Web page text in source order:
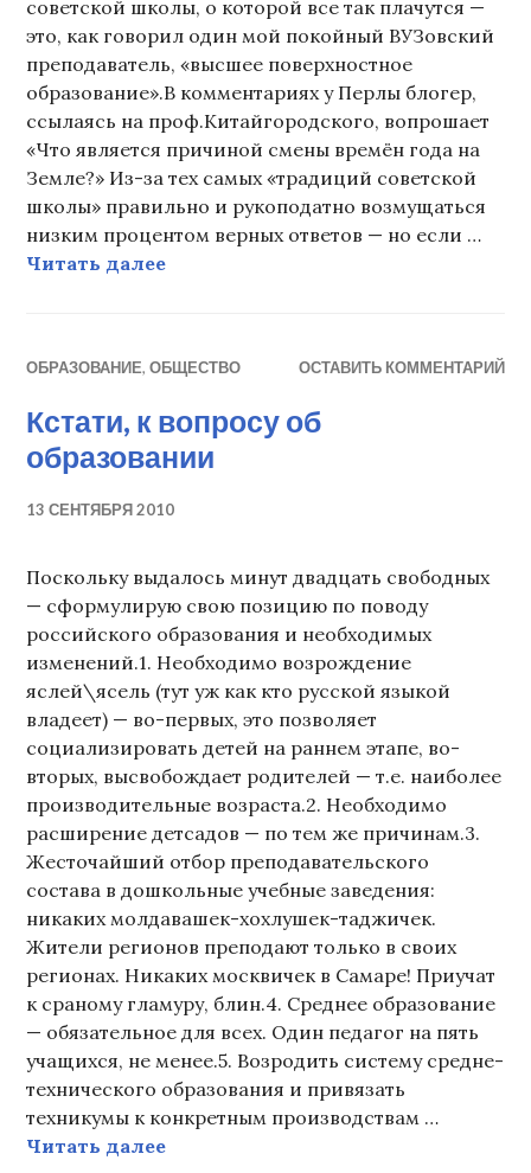
советской школы, о которой все так плачутся —
это, как говорил один мой покойный ВУЗовский
преподаватель, «высшее поверхностное
образование».В комментариях у Перлы блогер,
ссылаясь на проф.Китайгородского, вопрошает
«Что является причиной смены времён года на
Земле?» Из-за тех самых «традиций советской
школы» правильно и рукоподатно возмущаться
низким процентом верных ответов — но если …
Читать далееПо поводу Ужасных Результатов
ОБРАЗОВАНИЕ,ОБЩЕСТВО ОСТАВИТЬ КОММЕНТАРИЙ
Кстати, к вопросу об
образовании
13 СЕНТЯБРЯ 2010
Поскольку выдалось минут двадцать свободных
— сформулирую свою позицию по поводу
российского образования и необходимых
изменений.1. Необходимо возрождение
яслей\ясель (тут уж как кто русской языкой
владеет) — во-первых, это позволяет
социализировать детей на раннем этапе, во-
вторых, высвобождает родителей — т.е. наиболее
производительные возраста.2. Необходимо
расширение детсадов — по тем же причинам.3.
Жесточайший отбор преподавательского
состава в дошкольные учебные заведения:
никаких молдавашек-хохлушек-таджичек.
Жители регионов преподают только в своих
регионах. Никаких москвичек в Самаре! Приучат
к сраному гламуру, блин.4. Среднее образование
— обязательное для всех. Один педагог на пять
учащихся, не менее.5. Возродить систему средне-
технического образования и привязать
техникумы к конкретным производствам …
Читать далееКстати, к вопросу об образовании